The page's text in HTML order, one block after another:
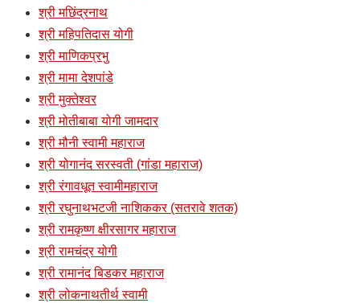
श्री मछिंद्रनाथ
श्री महिपतिदास योगी
श्री माणिकप्रभु
श्री मामा देशपांडे
श्री मुक्तेश्वर
श्री मोतीबाबा योगी जामदार
श्री मौनी स्वामी महाराज
श्री योगानंद सरस्वती (गांडा महाराज)
श्री रंगावधूत स्वामीमहाराज
श्री रघुनाथभटजी नाशिककर (सतरावे शतक)
श्री रामकृष्ण क्षीरसागर महाराज
श्री रामचंद्र योगी
श्री रामानंद बिडकर महाराज
श्री लोकनाथतीर्थ स्वामी